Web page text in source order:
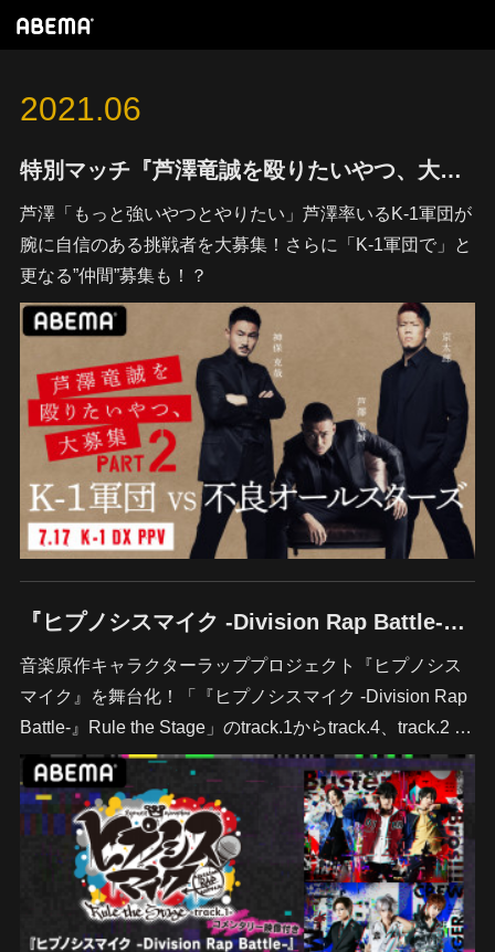
2021.06
特別マッチ『芦澤竜誠を殴りたいやつ、大募集 Part2 ーK-1軍団VS不良オールスターズー』を 7月17日（土）「K-1 WORLD GP 2021 JAPAN」福岡大会放送直後に独占生中継決定！
芦澤「もっと強いやつとやりたい」芦澤率いるK-1軍団が
腕に自信のある挑戦者を大募集！さらに「K-1軍団で」と
更なる”仲間”募集も！？
『ヒプノシスマイク -Division Rap Battle-』Rule the Stage」全5公演を「ABEMA PPV ONLINE LIVE」にて一挙独占配信決定
音楽原作キャラクターラッププロジェクト『ヒプノシス
マイク』を舞台化！「『ヒプノシスマイク -Division Rap
Battle-』Rule the Stage」のtrack.1からtrack.4、track.2 …